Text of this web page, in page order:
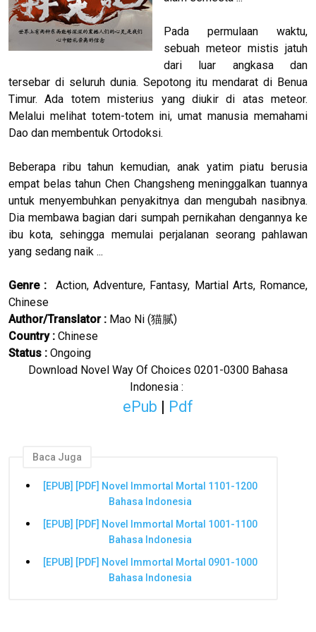
Pada permulaan waktu,
sebuah meteor mistis jatuh
dari luar angkasa dan
tersebar di seluruh dunia. Sepotong itu mendarat di Benua
Timur. Ada totem misterius yang diukir di atas meteor.
Melalui melihat totem-totem ini, umat manusia memahami
Dao dan membentuk Ortodoksi.
Beberapa ribu tahun kemudian, anak yatim piatu berusia
empat belas tahun Chen Changsheng meninggalkan tuannya
untuk menyembuhkan penyakitnya dan mengubah nasibnya.
Dia membawa bagian dari sumpah pernikahan dengannya ke
ibu kota, sehingga memulai perjalanan seorang pahlawan
yang sedang naik ...
Genre :
Action, Adventure, Fantasy, Martial Arts, Romance,
Chinese
Author/Translator : Mao Ni (猫腻)
Country : Chinese
Status : Ongoing
Download Novel Way Of Choices 0201-0300 Bahasa
Indonesia :
ePub | Pdf
Baca Juga
[EPUB] [PDF] Novel Immortal Mortal 1101-1200
Bahasa Indonesia
[EPUB] [PDF] Novel Immortal Mortal 1001-1100
Bahasa Indonesia
[EPUB] [PDF] Novel Immortal Mortal 0901-1000
Bahasa Indonesia